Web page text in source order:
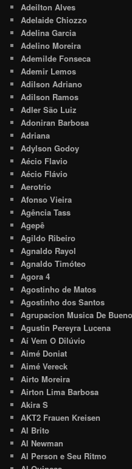
Adeilton Alves
Adelaide Chiozzo
Adelina Garcia
Adelino Moreira
Ademilde Fonseca
Ademir Lemos
Adilson Adriano
Adilson Ramos
Adler São Luiz
Adoniran Barbosa
Adriana
Adylson Godoy
Aécio Flavio
Aécio Flávio
Aerotrio
Afonso Vieira
Agência Tass
Agepê
Agildo Ribeiro
Agnaldo Rayol
Agnaldo Timóteo
Agora 4
Agostinho de Matos
Agostinho dos Santos
Agrupacion Musica De
Agustin Pereyra Lucena
Aí Vem O Dilúvio
Aimé Doniat
Aimé Vereck
Airto Moreira
Airton Lima Barbosa
Akira S
AKT2 Frauen Kreisen
Al Brito
Al Newman
Al Person e Seu Ritmo